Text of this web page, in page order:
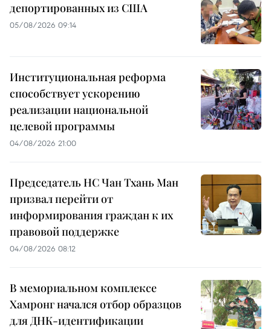
депортированных из США
05/08/2026 09:14
Институциональная реформа
способствует ускорению
реализации национальной
целевой программы
04/08/2026 21:00
Председатель НС Чан Тхань Ман
призвал перейти от
информирования граждан к их
правовой поддержке
04/08/2026 08:12
В мемориальном комплексе
Хамронг начался отбор образцов
для ДНК-идентификации